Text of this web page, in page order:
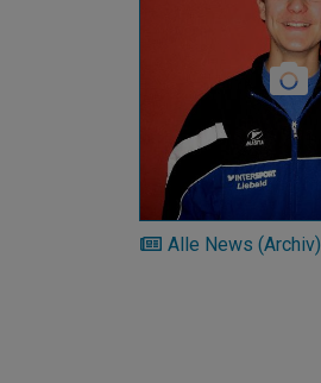
Alle News (Archiv)